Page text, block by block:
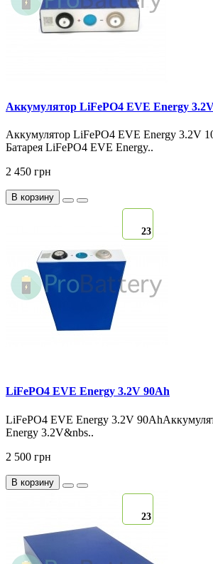
Аккумулятор LiFePO4 EVE Energy
Аккумулятор LiFePO4 EVE Energy 3.2V
Батарея LiFePO4 EVE Energy..
2 450 грн
В корзину
23
LiFePO4 EVE Energy 3.2V 90Ah
LiFePO4 EVE Energy 3.2V
Energy 3.2V&nbs..
2 500 грн
В корзину
23